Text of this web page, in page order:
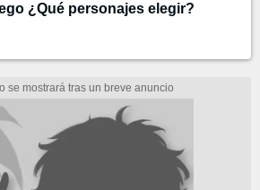
¿Qué personajes elegir?